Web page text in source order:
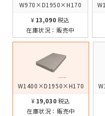
W970×D1950×H170
¥13,090 税込
在庫状況： 販売中
W1400×D1950×H170
¥19,030 税込
在庫状況： 販売中